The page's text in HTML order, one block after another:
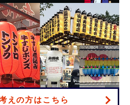
えの方はこちら